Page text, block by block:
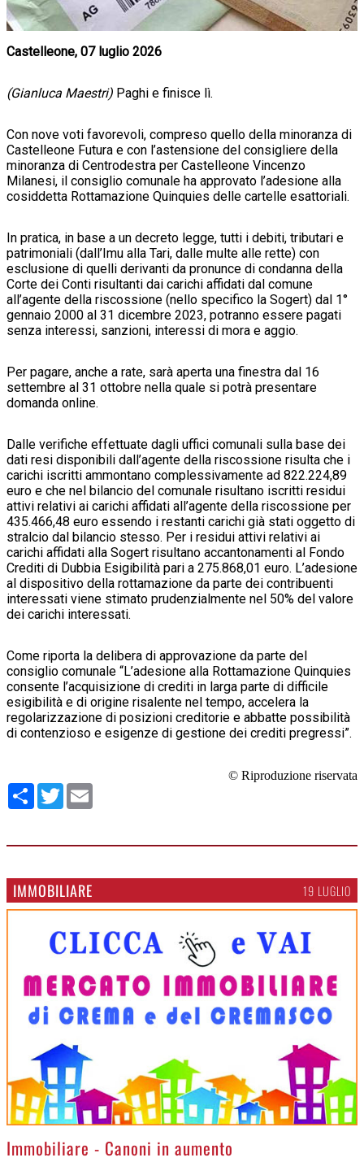
Castelleone, 07 luglio 2026
(Gianluca Maestri) Paghi e finisce lì.
Con nove voti favorevoli, compreso quello della minoranza di
Castelleone Futura e con l’astensione del consigliere della
minoranza di Centrodestra per Castelleone Vincenzo
Milanesi, il consiglio comunale ha approvato l’adesione alla
cosiddetta Rottamazione Quinquies delle cartelle esattoriali.
In pratica, in base a un decreto legge, tutti i debiti, tributari e
patrimoniali (dall’Imu alla Tari, dalle multe alle rette) con
esclusione di quelli derivanti da pronunce di condanna della
Corte dei Conti risultanti dai carichi affidati dal comune
all’agente della riscossione (nello specifico la Sogert) dal 1°
gennaio 2000 al 31 dicembre 2023, potranno essere pagati
senza interessi, sanzioni, interessi di mora e aggio.
Per pagare, anche a rate, sarà aperta una finestra dal 16
settembre al 31 ottobre nella quale si potrà presentare
domanda online.
Dalle verifiche effettuate dagli uffici comunali sulla base dei
dati resi disponibili dall’agente della riscossione risulta che i
carichi iscritti ammontano complessivamente ad 822.224,89
euro e che nel bilancio del comunale risultano iscritti residui
attivi relativi ai carichi affidati all’agente della riscossione per
435.466,48 euro essendo i restanti carichi già stati oggetto di
stralcio dal bilancio stesso. Per i residui attivi relativi ai
carichi affidati alla Sogert risultano accantonamenti al Fondo
Crediti di Dubbia Esigibilità pari a 275.868,01 euro. L’adesione
al dispositivo della rottamazione da parte dei contribuenti
interessati viene stimato prudenzialmente nel 50% del valore
dei carichi interessati.
Come riporta la delibera di approvazione da parte del
consiglio comunale “L’adesione alla Rottamazione Quinquies
consente l’acquisizione di crediti in larga parte di difficile
esigibilità e di origine risalente nel tempo, accelera la
regolarizzazione di posizioni creditorie e abbatte possibilità
di contenzioso e esigenze di gestione dei crediti pregressi”.
© Riproduzione riservata
Condividi
Twitter
IMMOBILIARE 19 LUGLIO
>Immobiliare - Canoni in aumento